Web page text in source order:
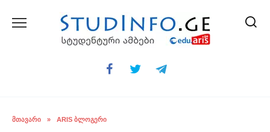
ᲛᲗᲐᲕᲐᲠᲘ » ARIS ᲑᲚᲝᲒᲔᲠᲘ